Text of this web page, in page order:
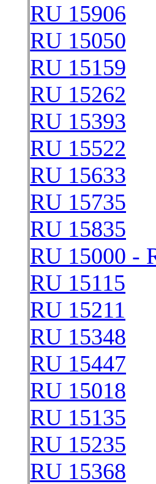
RU 15906
RU 15050
RU 15159
RU 15262
RU 15393
RU 15522
RU 15633
RU 15735
RU 15835
RU 15000 -
RU 15115
RU 15211
RU 15348
RU 15447
RU 15018
RU 15135
RU 15235
RU 15368